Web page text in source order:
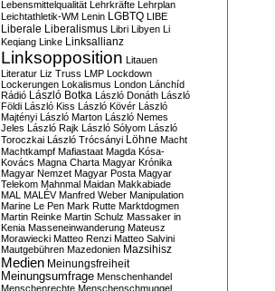
Lebensmittelqualität Lehrkräfte Lehrplan
Leichtathletik-WM Lenin LGBTQ LIBE
Liberale Liberalismus Libri Libyen Li
Keqiang Linke Linksallianz
Linksopposition Litauen
Literatur Liz Truss LMP Lockdown
Lockerungen Lokalismus London Lánchíd
Rádió
László Botka László Donáth László
Földi László Kiss László Kövér László
Majtényi László Marton László Nemes
Jeles László Rajk László Sólyom László
Toroczkai László Trócsányi Löhne Macht
Machtkampf Mafiastaat Magda Kósa-
Kovács Magna Charta Magyar Krónika
Magyar Nemzet Magyar Posta Magyar
Telekom Mahnmal Maidan Makkabiade
MAL MALÉV Manfred Weber Manipulation
Marine Le Pen Mark Rutte Marktdogmen
Martin Reinke Martin Schulz Massaker in
Kenia Masseneinwanderung Mateusz
Morawiecki Matteo Renzi Matteo Salvini
Mautgebühren Mazedonien Mazsihisz
Medien Meinungsfreiheit
Meinungsumfrage Menschenhandel
Menschenrechte Menschenschmuggel